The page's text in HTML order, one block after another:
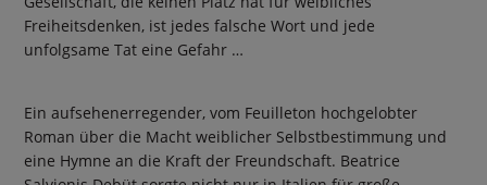
Freiheitsdenken, ist jedes falsche Wort und jede
unfolgsame Tat eine Gefahr …
Ein aufsehenerregender, vom Feuilleton hochgelobter
Roman über die Macht weiblicher Selbstbestimmung und
eine Hymne an die Kraft der Freundschaft. Beatrice